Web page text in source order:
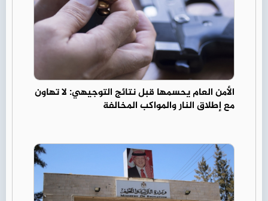
الأمن العام يحسمها قبل نتائج التوجيهي: لا تهاون
مع إطلاق النار والمواكب المخالفة